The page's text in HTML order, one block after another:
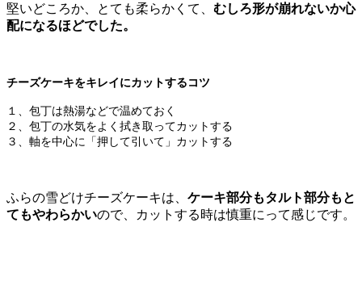
堅いどころか、とても柔らかくて、 むしろ形が崩れないか心
配になるほどでした。
チーズケーキをキレイにカットするコツ
１、包丁は熱湯などで温めておく
２、包丁の水気をよく拭き取ってカットする
３、軸を中心に「押して引いて」カットする
ふらの雪どけチーズケーキは、 ケーキ部分もタルト部分もと
てもやわらかいので、カットする時は慎重にって感じです。